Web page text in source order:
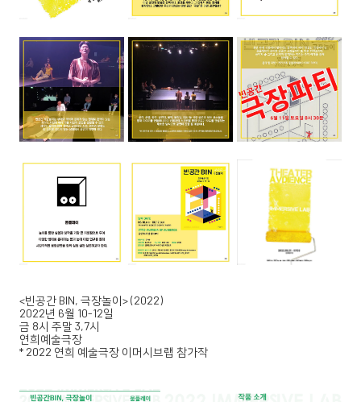
<빈공간 BIN, 극장놀이> (2022)
2022년 6월 10-12일
금 8시 주말 3,7시
연희예술극장
* 2022 연희 예술극장 이머시브랩 참가작